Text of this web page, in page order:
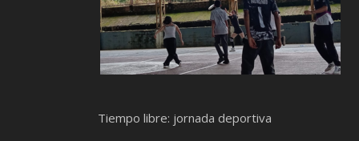
Tiempo libre: jornada deportiva